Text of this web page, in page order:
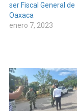
ser Fiscal General de
Oaxaca
enero 7, 2023